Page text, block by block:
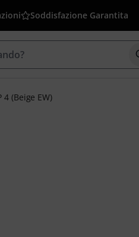
Soddisfazione Garantita
4 (Beige EW)